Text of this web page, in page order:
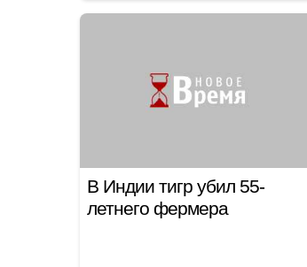
В Индии тигр убил 55-
летнего фермера